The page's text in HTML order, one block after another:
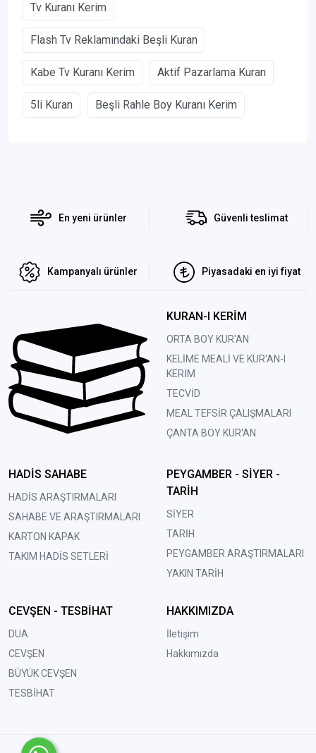
Tv Kuranı Kerim
Flash Tv Reklamındaki Beşli Kuran
Kabe Tv Kuranı Kerim Aktif Pazarlama Kuran
5li Kuran Beşli Rahle Boy Kuranı Kerim
En yeni ürünler Güvenli teslimat
Kampanyalı ürünler Piyasadaki en iyi fiyat
KURAN-I KERİM
ORTA BOY KUR'AN
KELİME MEALİ VE KUR'AN-I
KERİM
TECVİD
MEAL TEFSİR ÇALIŞMALARI
ÇANTA BOY KUR'AN
HADİS SAHABE
HADİS ARAŞTIRMALARI
SAHABE VE ARAŞTIRMALARI
KARTON KAPAK
TAKIM HADİS SETLERİ
PEYGAMBER - SİYER -
TARİH
SİYER
TARİH
PEYGAMBER ARAŞTIRMALARI
YAKIN TARİH
CEVŞEN - TESBİHAT
DUA
CEVŞEN
BÜYÜK CEVŞEN
TESBİHAT
HAKKIMIZDA
İletişim
Hakkımızda